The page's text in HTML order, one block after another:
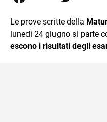
da lì non mi sono più
mente.
Le prove scritte della
lunedì 24 giugno si parte
escono i risultati degli